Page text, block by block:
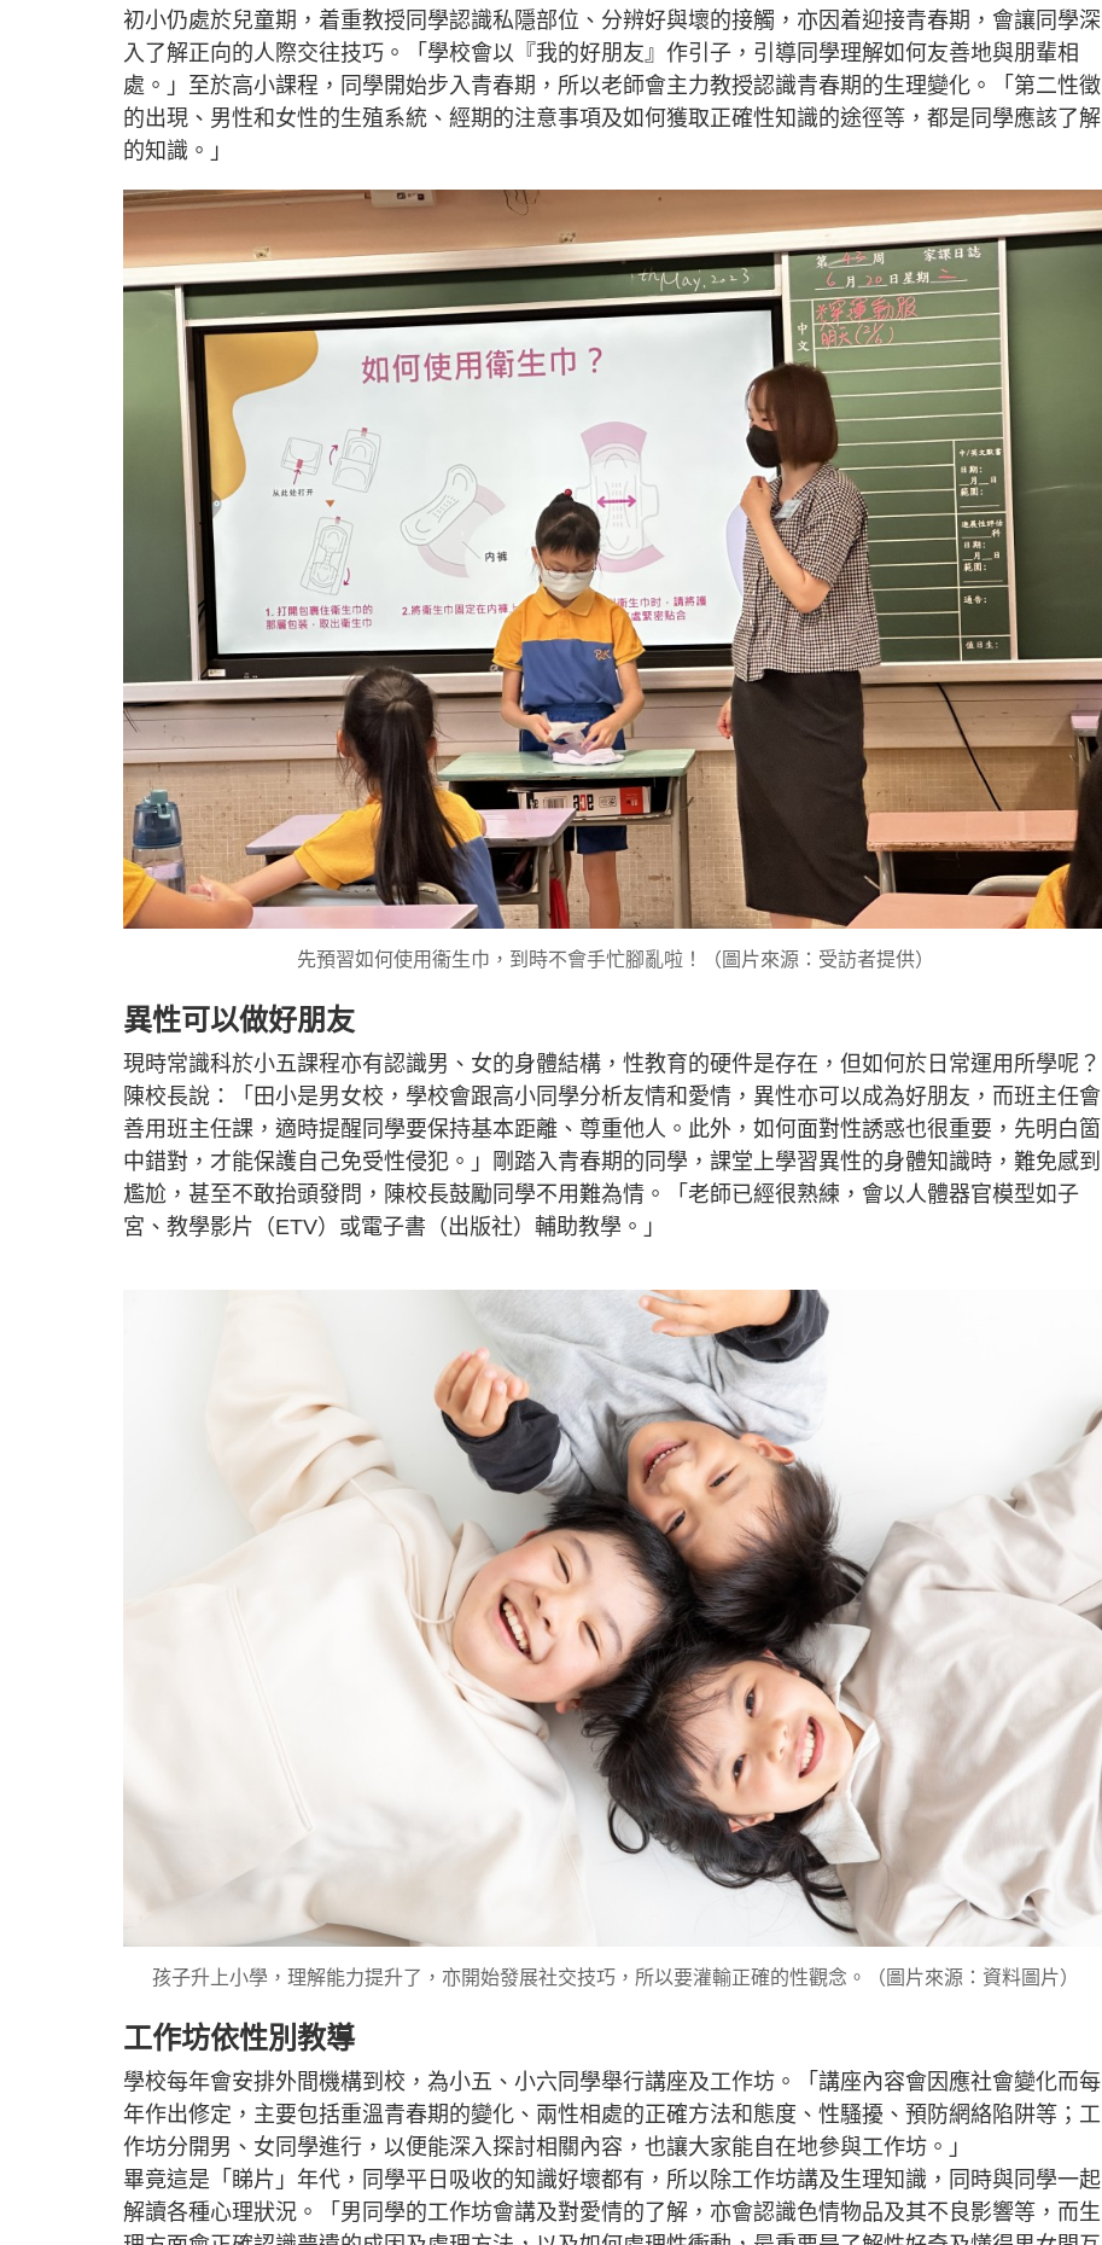
初小仍處於兒童期，着重教授同學認識私隱部位、分辨好與壞的接觸，亦因着迎接青春期，會讓同學深
入了解正向的人際交往技巧。「學校會以『我的好朋友』作引子，引導同學理解如何友善地與朋輩相
處。」至於高小課程，同學開始步入青春期，所以老師會主力教授認識青春期的生理變化。「第二性徵
的出現、男性和女性的生殖系統、經期的注意事項及如何獲取正確性知識的途徑等，都是同學應該了解
的知識。」
先預習如何使用衞生巾，到時不會手忙腳亂啦！（圖片來源：受訪者提供）
異性可以做好朋友
現時常識科於小五課程亦有認識男、女的身體結構，性教育的硬件是存在，但如何於日常運用所學呢？
陳校長說：「田小是男女校，學校會跟高小同學分析友情和愛情，異性亦可以成為好朋友，而班主任會
善用班主任課，適時提醒同學要保持基本距離、尊重他人。此外，如何面對性誘惑也很重要，先明白箇
中錯對，才能保護自己免受性侵犯。」剛踏入青春期的同學，課堂上學習異性的身體知識時，難免感到
尷尬，甚至不敢抬頭發問，陳校長鼓勵同學不用難為情。「老師已經很熟練，會以人體器官模型如子
宮、教學影片（ETV）或電子書（出版社）輔助教學。」
孩子升上小學，理解能力提升了，亦開始發展社交技巧，所以要灌輸正確的性觀念。（圖片來源：資料圖片）
工作坊依性別教導
學校每年會安排外間機構到校，為小五、小六同學舉行講座及工作坊。「講座內容會因應社會變化而每
年作出修定，主要包括重溫青春期的變化、兩性相處的正確方法和態度、性騷擾、預防網絡陷阱等；工
作坊分開男、女同學進行，以便能深入探討相關內容，也讓大家能自在地參與工作坊。」
畢竟這是「睇片」年代，同學平日吸收的知識好壞都有，所以除工作坊講及生理知識，同時與同學一起
解讀各種心理狀況。「男同學的工作坊會講及對愛情的了解，亦會認識色情物品及其不良影響等，而生